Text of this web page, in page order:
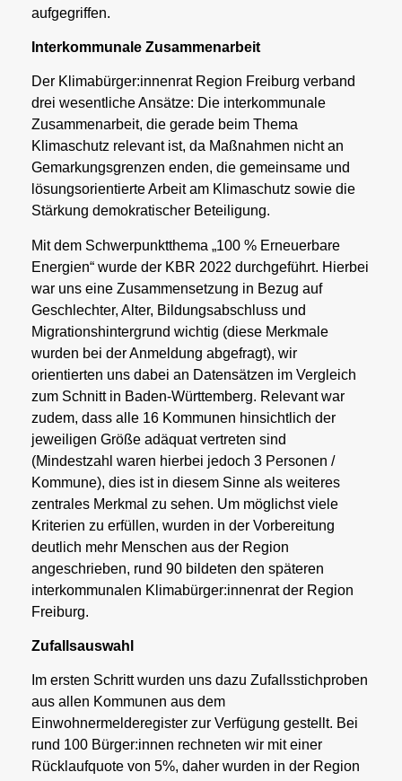
aufgegriffen.
Interkommunale Zusammenarbeit
Der Klimabürger:innenrat Region Freiburg verband
drei wesentliche Ansätze: Die interkommunale
Zusammenarbeit, die gerade beim Thema
Klimaschutz relevant ist, da Maßnahmen nicht an
Gemarkungsgrenzen enden, die gemeinsame und
lösungsorientierte Arbeit am Klimaschutz sowie die
Stärkung demokratischer Beteiligung.
Mit dem Schwerpunktthema „100 % Erneuerbare
Energien“ wurde der KBR 2022 durchgeführt. Hierbei
war uns eine Zusammensetzung in Bezug auf
Geschlechter, Alter, Bildungsabschluss und
Migrationshintergrund wichtig (diese Merkmale
wurden bei der Anmeldung abgefragt), wir
orientierten uns dabei an Datensätzen im Vergleich
zum Schnitt in Baden-Württemberg. Relevant war
zudem, dass alle 16 Kommunen hinsichtlich der
jeweiligen Größe adäquat vertreten sind
(Mindestzahl waren hierbei jedoch 3 Personen /
Kommune), dies ist in diesem Sinne als weiteres
zentrales Merkmal zu sehen. Um möglichst viele
Kriterien zu erfüllen, wurden in der Vorbereitung
deutlich mehr Menschen aus der Region
angeschrieben, rund 90 bildeten den späteren
interkommunalen Klimabürger:innenrat der Region
Freiburg.
Zufallsauswahl
Im ersten Schritt wurden uns dazu Zufallsstichproben
aus allen Kommunen aus dem
Einwohnermelderegister zur Verfügung gestellt. Bei
rund 100 Bürger:innen rechneten wir mit einer
Rücklaufquote von 5%, daher wurden in der Region